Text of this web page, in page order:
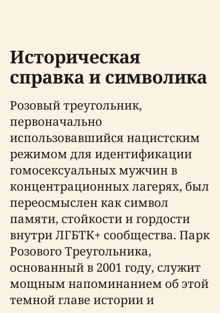
Историческая
справка и символика
Розовый треугольник,
первоначально
использовавшийся нацистским
режимом для идентификации
гомосексуальных мужчин в
концентрационных лагерях, был
переосмыслен как символ
памяти, стойкости и гордости
внутри ЛГБТК+ сообщества. Парк
Розового Треугольника,
основанный в 2001 году, служит
мощным напоминанием об этой
темной главе истории и